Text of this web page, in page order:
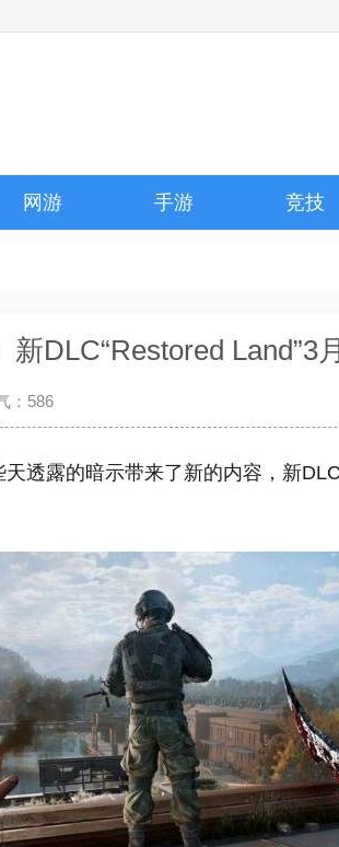
网游 手游 竞技
新DLC“Restored Land”3
： 586
透露的暗示带来了新的内容，新